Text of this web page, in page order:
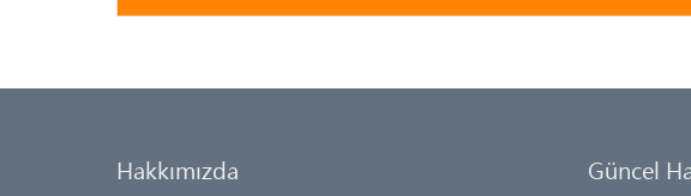
Hakkımızda Güncel